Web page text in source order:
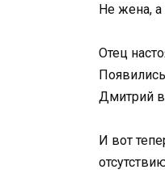
Не жена, а
Отец
Дмитрий
И вот